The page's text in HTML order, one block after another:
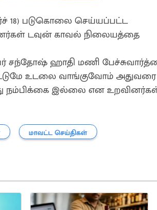
18) படுகொலை செய்யப்பட்ட
டவுன் காவல் நிலையத்தை
ஹாதி மணி
உடலை வாங்குவோம் அதுவரை
நம்பிக்கை இல்லை என
மாவட்ட செய்திகள்